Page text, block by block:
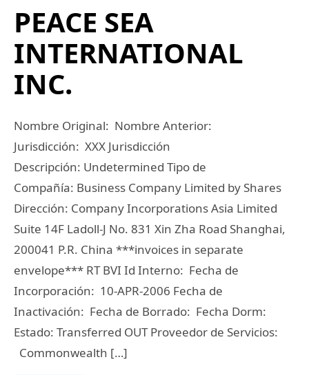
PEACE SEA
INTERNATIONAL
INC.
Nombre Original: Nombre Anterior:
Jurisdicción: XXX Jurisdicción
Descripción: Undetermined Tipo de
Compañía: Business Company Limited by Shares
Dirección: Company Incorporations Asia Limited
Suite 14F Ladoll-J No. 831 Xin Zha Road Shanghai,
200041 P.R. China ***invoices in separate
envelope*** RT BVI Id Interno: Fecha de
Incorporación: 10-APR-2006 Fecha de
Inactivación: Fecha de Borrado: Fecha Dorm:
Estado: Transferred OUT Proveedor de Servicios:
Commonwealth […]